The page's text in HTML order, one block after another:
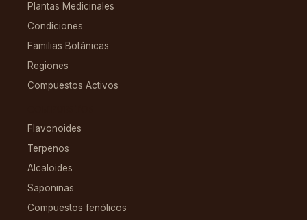
Plantas Medicinales
Condiciones
Familias Botánicas
Regiones
Compuestos Activos
Flavonoides
Terpenos
Alcaloides
Saponinas
Compuestos fenólicos